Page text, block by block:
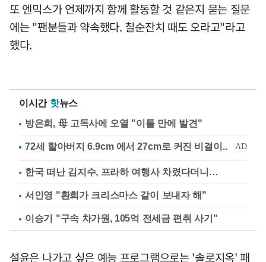
또 엔믹스가 언제까지 함께 활동할 것 같은지 묻는 질문
에는 "팬분들과 약속했다. 칠순잔치 때도 오라고"라고
했다.
이시간 핫뉴스
방은희, 母 고독사에 오열 "이틀 만에 발견"
한국 떠난 김지수, 프라하 여행사 차렸다더니…
서인영 "환희가 크리스마스 같이 보내자 해"
이승기 "구속 차가원, 105억 전세금 편취 사기"
설윤은 나가고 싶은 예능 프로그램으로는 '솔로지옥' 패